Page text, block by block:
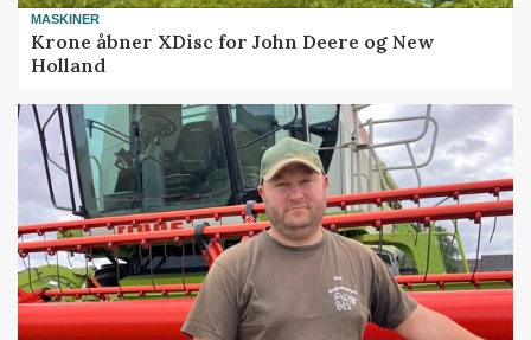
MASKINER
Krone åbner XDisc for John Deere og New
Holland